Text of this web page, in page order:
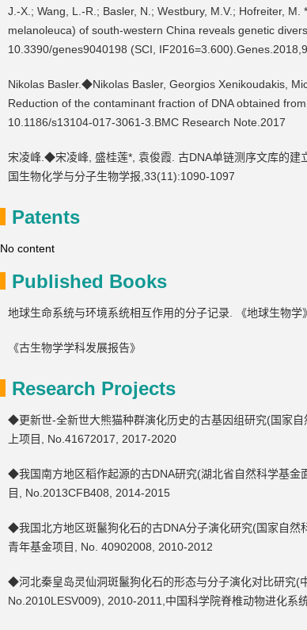
J.-X.; Wang, L.-R.; Basler, N.; Westbury, M.V.; Hofreiter,
melanoleuca) of south-western China reveals genetic
10.3390/genes9040198 (SCI,
Nikolas Basler.◆Nikolas Basler, Georgios Xenikoudakis,
Reduction of the contaminant fraction of DNA obtained
10.1186/s13104-017-3061-3.BMC Research Note.2017
宋凌峰.◆宋凌峰, 盛桂莲*, 袁俊霞. 古DNA单链测序文库的
国生物化学与分子生物学报,33(11):1090-1097
Patents
No content
Published Books
地球生命系统与环境系统相互作用的分子记录. 《地球生物学》
《古生物学学科发展报告》
Research Projects
◆更新世-全新世大熊猫种群演化历史的古基因组研究(国家
上项目, No.41672017, 2017-2020
◆我国南方地区稻作起源的古DNA研究(湖北省自然科学基
目, No.2013CFB408, 2014-2015
◆我国北方地区斑鬣狗化石的古DNA分子演化研究(国家自
青年基金项目, No. 40902008, 2010-2012
◆河北秦皇岛灵仙洞斑鬣狗化石的形态与分子演化对比研究(
No.2010LESV009), 2010-2011,中国科学院脊椎动物进化系